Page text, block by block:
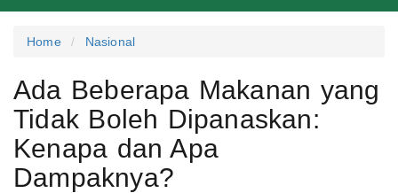
Home Nasional
Ada Beberapa Makanan yang
Tidak Boleh Dipanaskan:
Kenapa dan Apa
Dampaknya?